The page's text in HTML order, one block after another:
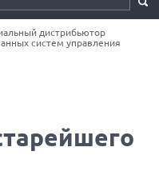
дистрибьютор
систем управления